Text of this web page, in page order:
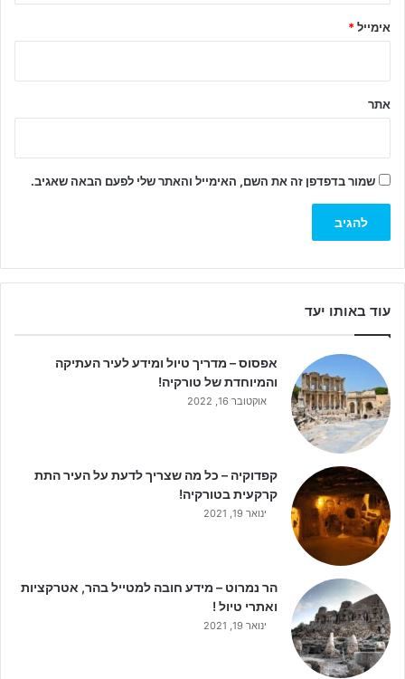
אימייל*
אתר
שמור בדפדפן זה את השם, האימייל והאתר שלי לפעם הבאה שאגיב.
עוד באותו יעד
אפסוס – מדריך טיול ומידע לעיר העתיקה
והמיוחדת של טורקיה!
אוקטובר 16, 2022
קפדוקיה – כל מה שצריך לדעת על העיר התת
קרקעית בטורקיה!
ינואר 19, 2021
הר נמרוט – מידע חובה למטייל בהר, אטרקציות
ואתרי טיול !
ינואר 19, 2021